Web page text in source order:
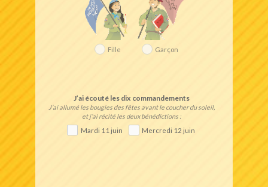
Fille Garçon
J’ai écouté les dix commandements
J’ai allumé les bougies des fêtes avant le coucher du soleil,
et j’ai récité les deux bénédictions :
Mardi 11 juin
Mercredi 12 juin